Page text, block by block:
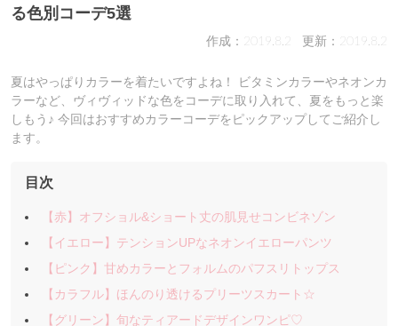
る色別コーデ5選
作成：2019.8.2 更新：2019.8.2
夏はやっぱりカラーを着たいですよね！ ビタミンカラーやネオンカ
ラーなど、ヴィヴィッドな色をコーデに取り入れて、夏をもっと楽
しもう♪ 今回はおすすめカラーコーデをピックアップしてご紹介し
ます。
目次
【赤】オフショル&ショート丈の肌見せコンビネゾン
【イエロー】テンションUPなネオンイエローパンツ
【ピンク】甘めカラーとフォルムのパフスリトップス
【カラフル】ほんのり透けるプリーツスカート☆
【グリーン】旬なティアードデザインワンピ♡